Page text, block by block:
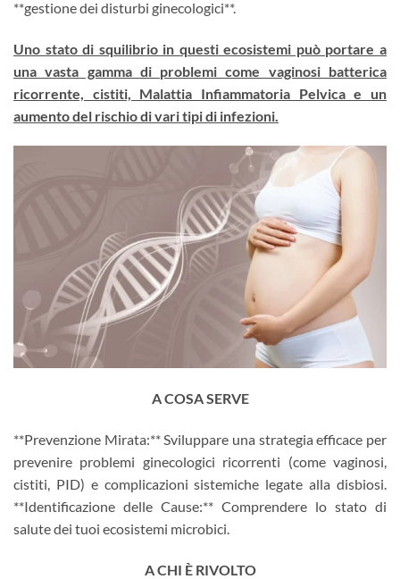
**gestione dei disturbi ginecologici**.
Uno stato di squilibrio in questi ecosistemi può portare a
una vasta gamma di problemi come vaginosi batterica
ricorrente, cistiti, Malattia Infiammatoria Pelvica e un
aumento del rischio di vari tipi di infezioni.
A COSA SERVE
**Prevenzione Mirata:** Sviluppare una strategia efficace per
prevenire problemi ginecologici ricorrenti (come vaginosi,
cistiti, PID) e complicazioni sistemiche legate alla disbiosi.
**Identificazione delle Cause:** Comprendere lo stato di
salute dei tuoi ecosistemi microbici.
A CHI È RIVOLTO